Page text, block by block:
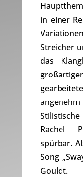
in einer
Streicher
das
Rachel
spürbar.
Song
Gouldt.